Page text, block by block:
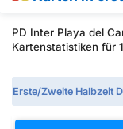
PD Inter Playa del
Kartenstatistiken für
Erste/Zweite Halbzeit